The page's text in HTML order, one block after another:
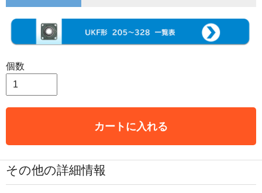
個数
カートに入れる
その他の詳細情報